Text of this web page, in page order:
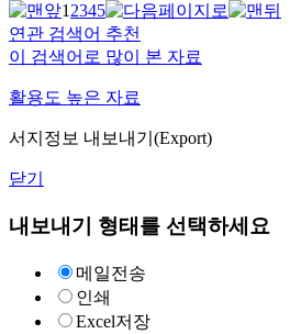
12345
연관 검색어 추천
이 검색어로 많이 본 자료
활용도 높은 자료
서지정보 내보내기(Export)
닫기
내보내기 형태를 선택하세요
메일전송
인쇄
Excel저장